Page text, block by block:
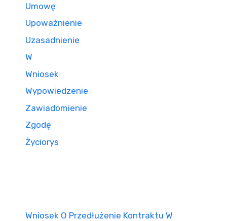
Umowę
Upoważnienie
Uzasadnienie
W
Wniosek
Wypowiedzenie
Zawiadomienie
Zgodę
Życiorys
Wniosek O Przedłużenie Kontraktu W